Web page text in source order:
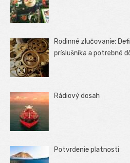
Rodinné zlučovanie:
príslušníka a potrebné
Rádiový dosah
Potvrdenie platnosti